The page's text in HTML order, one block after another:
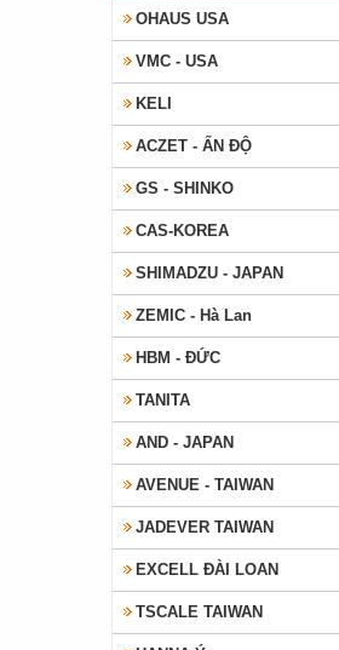
OHAUS USA
VMC - USA
KELI
ACZET - ẤN ĐỘ
GS - SHINKO
CAS-KOREA
SHIMADZU - JAPAN
ZEMIC - Hà Lan
HBM - ĐỨC
TANITA
AND - JAPAN
AVENUE - TAIWAN
JADEVER TAIWAN
EXCELL ĐÀI LOAN
TSCALE TAIWAN